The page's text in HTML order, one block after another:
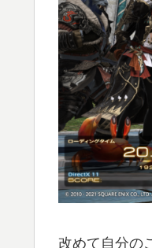
改めて自分の